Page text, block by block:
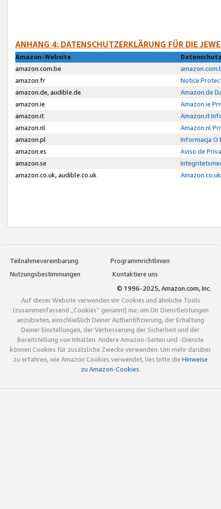
ANHANG 4: DATENSCHUTZERKLÄRUNG FÜR DIE
Amazon-Website
amazon.com.be
amazon.fr
amazon.de, audible.de
Amazon.de
amazon.ie
Amazon.ie
amazon.it
Amazon.it
amazon.nl
Amazon.nl
amazon.pl
Informacja O
amazon.es
Aviso de
amazon.se
amazon.co.uk, audible.co.uk
Teilnahmevereinbarung
Programmrichtlinien
Nutzungsbestimmungen
Kontaktiere uns
© 1996-2025, Amazon.com, Inc.
Auf dieser Website verwenden wir Cookies und ähnliche Tools
(zusammenfassend „Cookies“ genannt) nur, um Dir Dienstleistungen
anzubieten, einschließlich Deiner Authentifizierung, der Erhaltung
Deiner Einstellungen, der Verbesserung der Sicherheit und der
Bereitstellung von Inhalten. Andere Amazon-Seiten und -Dienste
können Cookies für zusätzliche Zwecke verwenden. Um mehr darüber
zu erfahren, wie Amazon Cookies verwendet, lies bitte die Hinweise
zu Amazon-Cookies.